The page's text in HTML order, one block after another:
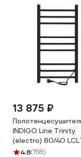
13 875 ₽
INDIGO Line Trinity
(electro) 80/40
40BRRt
4.8(168)